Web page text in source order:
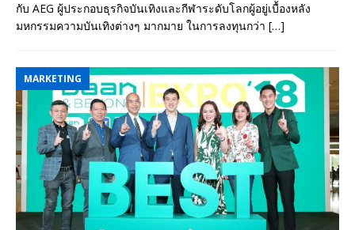
กับ AEG ผู้ประกอบธุรกิจบันเทิงและกีฬาระดับโลกผู้อยู่เบื้องหลัง
มหกรรมความบันเทิงต่างๆ มากมาย ในการลงทุนกว่า […]
MARKETING